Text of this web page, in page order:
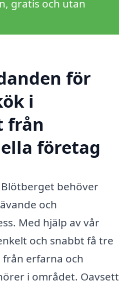
gratis och utan
för
i
från
företag
behöver
och
Med hjälp av vår
och snabbt få tre
erfarna och
i området. Oavsett